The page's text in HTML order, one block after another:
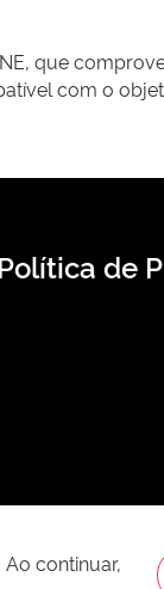
que
com o
Política de
continuar,